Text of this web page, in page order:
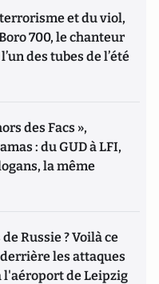
et du viol,
700, le chanteur
des tubes de l’été
des Facs »,
: du GUD à LFI,
la même
Russie ? Voilà ce
les attaques
l'aéroport de Leipzig